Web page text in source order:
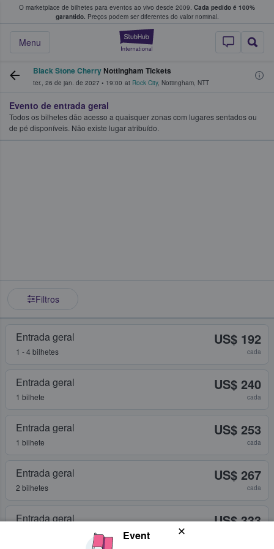
O marketplace de bilhetes para eventos ao vivo desde 2009. Cada pedido é 100%
garantido. Preços podem ser diferentes do valor nominal.
StubHub – onde
Menu
fãs compram e vendem bilhetes
Black Stone Cherry Nottingham Tickets
ter., 26 de jan. de 2027 • 19:00 at Rock City, Nottingham, NTT
Evento de entrada geral
Todos os bilhetes dão acesso a quaisquer zonas com lugares sentados ou
de pé disponíveis. Não existe lugar atribuído.
Filtros
Entrada geral
1 - 4 bilhetes
US$ 192
cada
Entrada geral
1 bilhete
US$ 240
cada
Entrada geral
1 bilhete
US$ 253
cada
Entrada geral
2 bilhetes
US$ 267
cada
Entrada geral US$ 333
Event